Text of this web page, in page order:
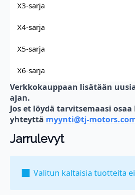
X3-sarja
X4-sarja
X5-sarja
X6-sarja
Verkkokauppaan lisätään
ajan.
Jos et löydä tarvitsemaasi
yhteyttä myynti@tj-
Jarrulevyt
Valitun kaltaisia tuotteita